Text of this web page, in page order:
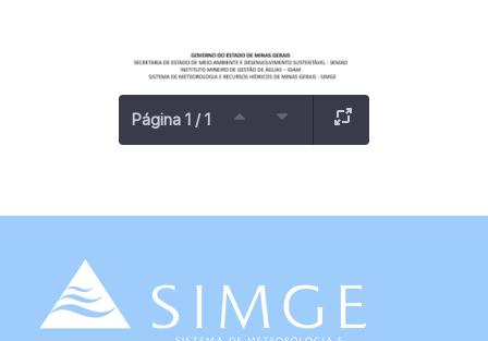
Página 1 / 1